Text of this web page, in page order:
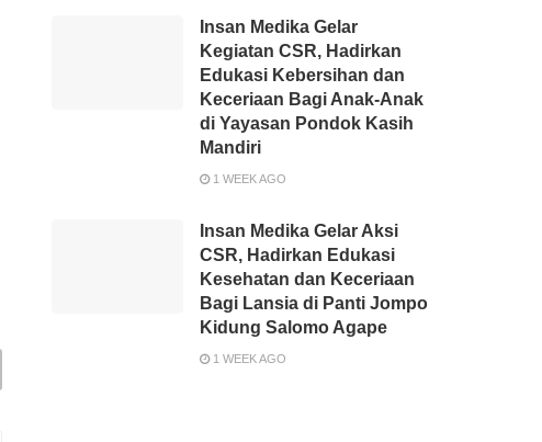
Insan Medika Gelar
Kegiatan CSR, Hadirkan
Edukasi Kebersihan dan
Keceriaan Bagi Anak-Anak
di Yayasan Pondok Kasih
Mandiri
1 WEEK AGO
Insan Medika Gelar Aksi
CSR, Hadirkan Edukasi
Kesehatan dan Keceriaan
Bagi Lansia di Panti Jompo
Kidung Salomo Agape
1 WEEK AGO